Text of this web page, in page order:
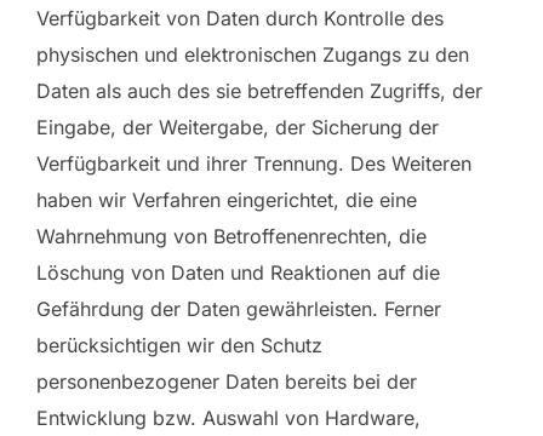
Verfügbarkeit von Daten durch Kontrolle des
physischen und elektronischen Zugangs zu den
Daten als auch des sie betreffenden Zugriffs, der
Eingabe, der Weitergabe, der Sicherung der
Verfügbarkeit und ihrer Trennung. Des Weiteren
haben wir Verfahren eingerichtet, die eine
Wahrnehmung von Betroffenenrechten, die
Löschung von Daten und Reaktionen auf die
Gefährdung der Daten gewährleisten. Ferner
berücksichtigen wir den Schutz
personenbezogener Daten bereits bei der
Entwicklung bzw. Auswahl von Hardware,